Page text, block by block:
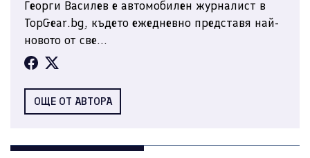
Георги Василев е автомобилен журналист в
TopGear.bg, където ежедневно представя най-
новото от све...
ОЩЕ ОТ АВТОРА